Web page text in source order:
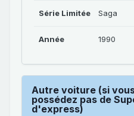
Série Limitée Saga
Année 1990
Autre voiture (si
possédez pas de
d'express)